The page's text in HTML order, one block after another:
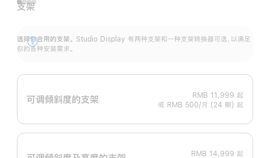
支架
选择你合用的支架。 Studio Display 有两种支架和一种支架转换器可选，以满足
你的各种安装需求。
展
可调倾斜度的支架 RMB 11,999 起
或 RMB 500/月 (24 期) 起
RMB 14,999 起